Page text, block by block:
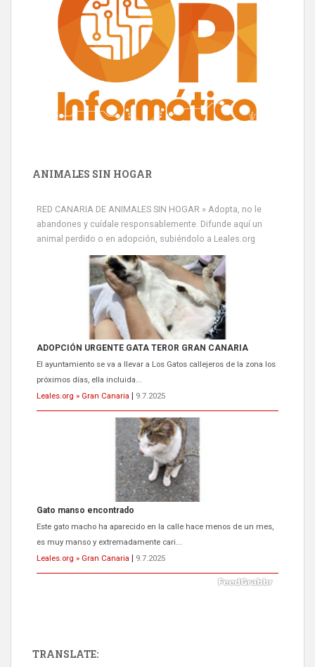
ANIMALES SIN HOGAR
RED CANARIA DE ANIMALES SIN HOGAR » Adopta, no le
abandones y cuídale responsablemente. Difunde aquí un
animal perdido o en adopción, subiéndolo a Leales.org
ADOPCIÓN URGENTE GATA TEROR GRAN CANARIA
El ayuntamiento se va a llevar a Los Gatos callejeros de la zona los
próximos días, ella incluida...
Leales.org » Gran Canaria
9.7.2025
Gato manso encontrado
Este gato macho ha aparecido en la calle hace menos de un mes,
es muy manso y extremadamente cari...
Leales.org » Gran Canaria
9.7.2025
TRANSLATE: